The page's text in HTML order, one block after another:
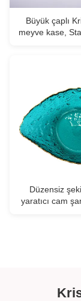
Büyük çaplı
meyve kase,
Düzensiz
yaratıcı cam